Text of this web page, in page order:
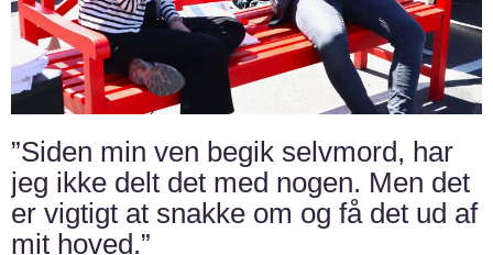
”Siden min ven begik selvmord, har
jeg ikke delt det med nogen. Men det
er vigtigt at snakke om og få det ud af
mit hoved.”